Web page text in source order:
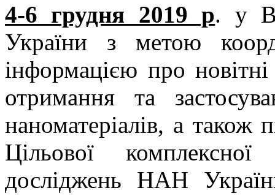
4-6 грудня 2019 р. у
України з метою
інформацією про
отримання та
наноматеріалів, а також
Цільової
досліджень НАН